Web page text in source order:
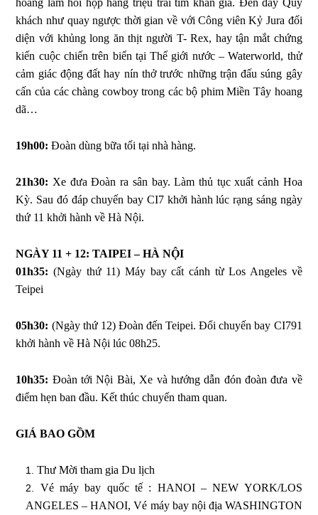
hoàng làm hồi hộp hàng triệu trái tim khán giả. Đến đây Quý
khách như quay ngược thời gian về với Công viên Kỷ Jura đối
diện với khủng long ăn thịt người T- Rex, hay tận mắt chứng
kiến cuộc chiến trên biển tại Thế giới nước – Waterworld, thử
cảm giác động đất hay nín thở trước những trận đấu súng gây
cấn của các chàng cowboy trong các bộ phim Miền Tây hoang
dã…
19h00: Đoàn dùng bữa tối tại nhà hàng.
21h30: Xe đưa Đoàn ra sân bay. Làm thủ tục xuất cảnh Hoa
Kỳ. Sau đó đáp chuyến bay CI7 khởi hành lúc rạng sáng ngày
thứ 11 khởi hành về Hà Nội.
NGÀY 11 + 12: TAIPEI – HÀ NỘI
01h35: (Ngày thứ 11) Máy bay cất cánh từ Los Angeles về
Teipei
05h30: (Ngày thứ 12) Đoàn đến Teipei. Đổi chuyến bay CI791
khởi hành về Hà Nội lúc 08h25.
10h35: Đoàn tới Nội Bài, Xe và hướng dẫn đón đoàn đưa về
điểm hẹn ban đầu. Kết thúc chuyến tham quan.
GIÁ BAO GỒM
Thư Mời tham gia Du lịch
Vé máy bay quốc tế : HANOI – NEW YORK/LOS
ANGELES – HANOI, Vé máy bay nội địa WASHINGTON